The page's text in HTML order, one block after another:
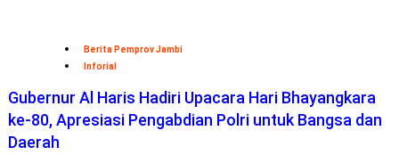
Berita Pemprov Jambi
Inforial
Gubernur Al Haris Hadiri Upacara Hari Bhayangkara
ke-80, Apresiasi Pengabdian Polri untuk Bangsa dan
Daerah